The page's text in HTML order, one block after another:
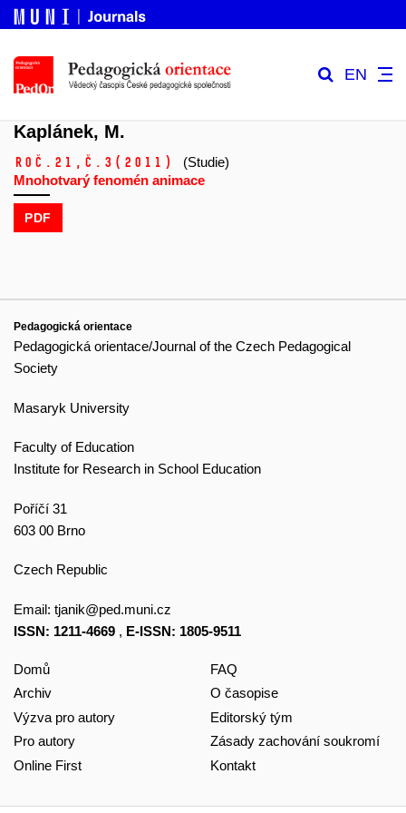
EN
Kaplánek, M.
Roč.21, č.3 (2011)
(Studie)
Mnohotvarý fenomén animace
PDF
Pedagogická orientace
Pedagogická orientace/Journal of the Czech Pedagogical
Society
Masaryk University
Faculty of Education
Institute for Research in School Education
Poříčí 31
603 00 Brno
Czech Republic
Email: tjanik@ped.muni.cz
ISSN: 1211-4669 , E-ISSN: 1805-9511
Domů
Archiv
Výzva pro autory
Pro autory
Online First
FAQ
O časopise
Editorský tým
Zásady zachování soukromí
Kontakt